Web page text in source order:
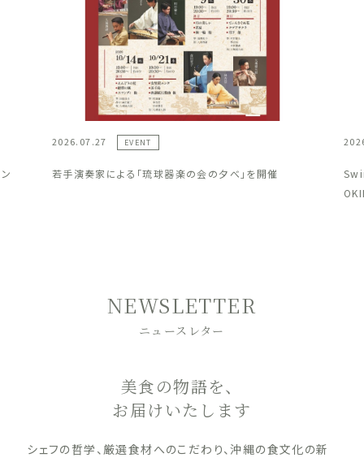
2026.07.27 EVENT
若手演奏家による「琉球器楽の会の夕べ」を開催
NEWSLETTER
ニュースレター
美食の物語を、
お届けいたします
シェフの哲学、厳選食材へのこだわり、沖縄の食文化の新